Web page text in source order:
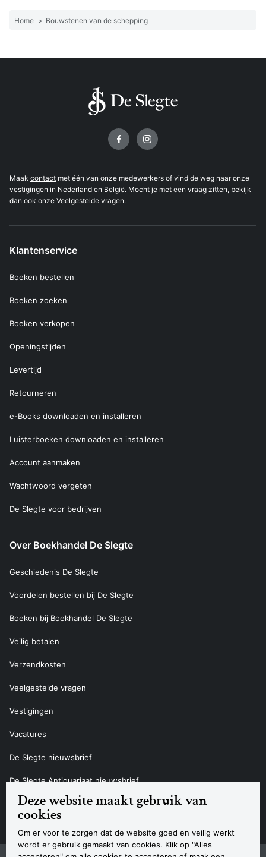
Deze website maakt gebruik van
cookies
Om er voor te zorgen dat de website goed en veilig werkt
wordt er gebruik gemaakt van cookies. Klik op "Alles
Home > Bouwstenen van de schepping
Maak contact met één van onze medewerkers of vind de weg naar onze
vestigingen in Nederland en België. Mocht je met een vraag zitten, bekijk
dan ook onze Veelgestelde vragen.
Klantenservice
Boeken bestellen
Boeken zoeken
Boeken verkopen
Openingstijden
Levertijd
Retourneren
e-Books downloaden en installeren
Luisterboeken downloaden en installeren
Account aanmaken
Wachtwoord vergeten
De Slegte voor bedrijven
Over Boekhandel De Slegte
Geschiedenis De Slegte
Voordelen bestellen bij De Slegte
Boeken bij Boekhandel De Slegte
Veilig betalen
Verzendkosten
Veelgestelde vragen
Vestigingen
Vacatures
De Slegte nieuwsbrief
De Slegte Antiquariaat nieuwsbrief
Contact